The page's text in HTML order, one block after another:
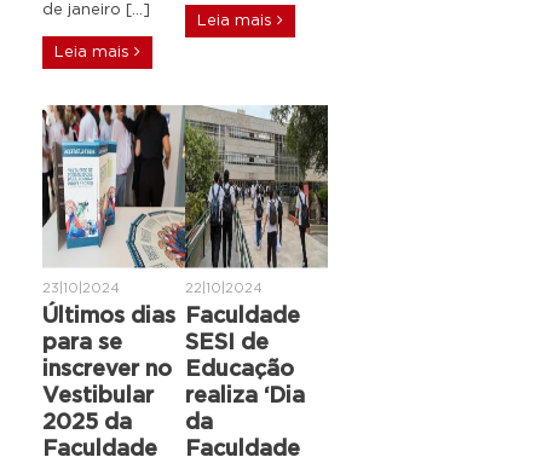
de janeiro […]
Leia mais
Leia mais
23|10|2024
Últimos dias
para se
inscrever no
Vestibular
2025 da
Faculdade
22|10|2024
Faculdade
SESI de
Educação
realiza ‘Dia
da
Faculdade